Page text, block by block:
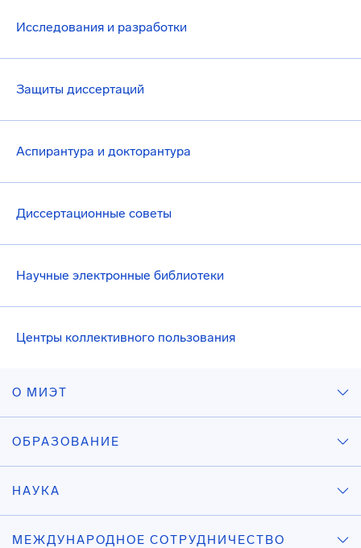
Исследования и разработки
Защиты диссертаций
Аспирантура и докторантура
Диссертационные советы
Научные электронные библиотеки
Центры коллективного пользования
О МИЭТ
ОБРАЗОВАНИЕ
НАУКА
МЕЖДУНАРОДНОЕ СОТРУДНИЧЕСТВО